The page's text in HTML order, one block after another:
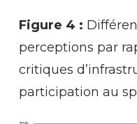
Figure 4 :
perceptions par
critiques
participation au